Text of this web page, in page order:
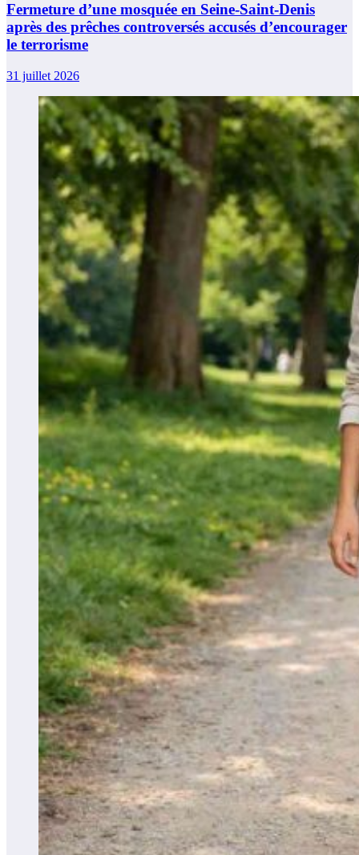
Fermeture d’une mosquée en Seine-Saint-Denis
après des prêches controversés accusés d’encourager
le terrorisme
31 juillet 2026